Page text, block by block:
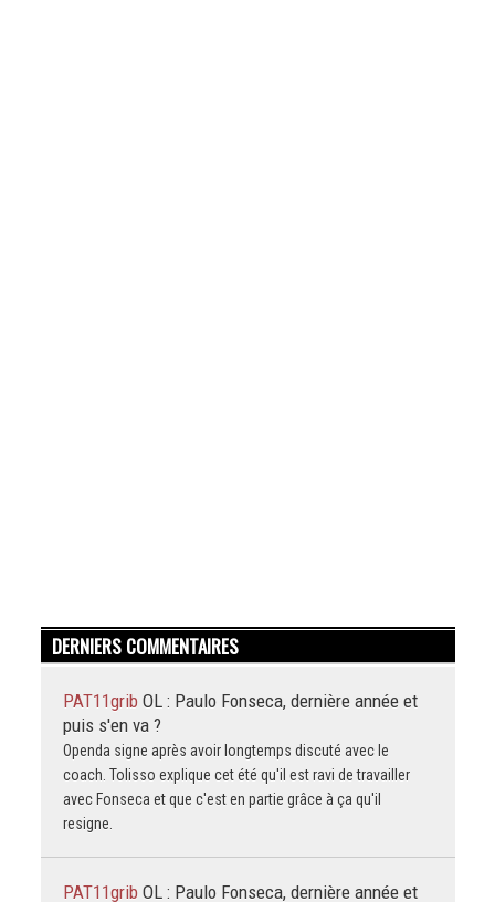
DERNIERS COMMENTAIRES
PAT11grib OL : Paulo Fonseca, dernière année et
puis s'en va ?
Openda signe après avoir longtemps discuté avec le
coach. Tolisso explique cet été qu'il est ravi de travailler
avec Fonseca et que c'est en partie grâce à ça qu'il
resigne.
PAT11grib OL : Paulo Fonseca, dernière année et